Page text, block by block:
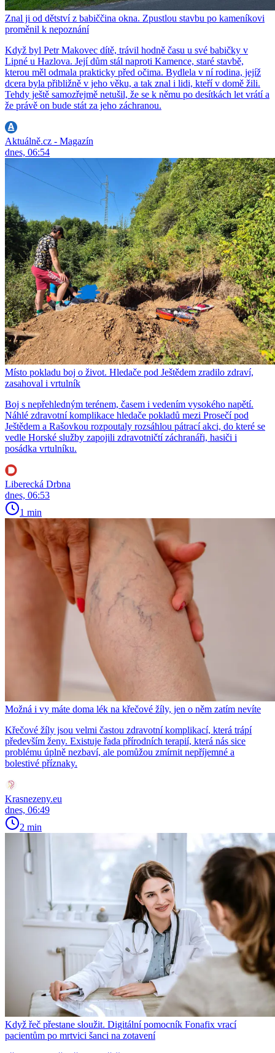
Znal ji od dětství z babiččina okna. Zpustlou stavbu po kameníkovi
proměnil k nepoznání
Když byl Petr Makovec dítě, trávil hodně času u své babičky v
Lipné u Hazlova. Její dům stál naproti Kamence, staré stavbě,
kterou měl odmala prakticky před očima. Bydlela v ní rodina, jejíž
dcera byla přibližně v jeho věku, a tak znal i lidi, kteří v domě žili.
Tehdy ještě samozřejmě netušil, že se k němu po desítkách let vrátí a
že právě on bude stát za jeho záchranou.
Aktuálně.cz - Magazín
dnes, 06:54
Místo pokladu boj o život. Hledače pod Ještědem zradilo zdraví,
zasahoval i vrtulník
Boj s nepřehledným terénem, časem i vedením vysokého napětí.
Náhlé zdravotní komplikace hledače pokladů mezi Prosečí pod
Ještědem a Rašovkou rozpoutaly rozsáhlou pátrací akci, do které se
vedle Horské služby zapojili zdravotničtí záchranáři, hasiči i
posádka vrtulníku.
Liberecká Drbna
dnes, 06:53
1 min
Možná i vy máte doma lék na křečové žíly, jen o něm zatím nevíte
Křečové žíly jsou velmi častou zdravotní komplikací, která trápí
především ženy. Existuje řada přírodních terapií, která nás sice
problému úplně nezbaví, ale pomůžou zmírnit nepříjemné a
bolestivé příznaky.
Krasnezeny.eu
dnes, 06:49
2 min
Když řeč přestane sloužit. Digitální pomocník Fonafix vrací
pacientům po mrtvici šanci na zotavení